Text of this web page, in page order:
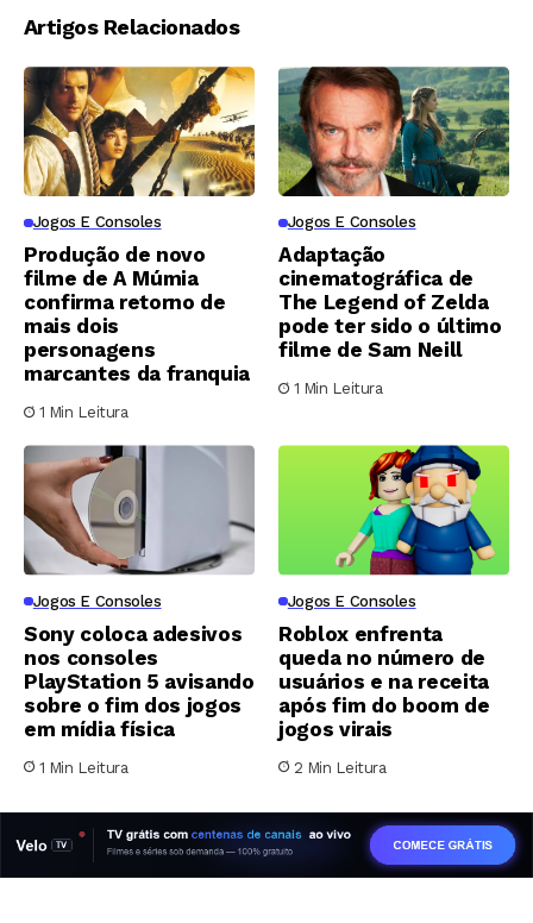
Artigos Relacionados
Jogos E Consoles
Produção de novo
filme de A Múmia
confirma retorno de
mais dois
personagens
marcantes da franquia
1 Min Leitura
Jogos E Consoles
Adaptação
cinematográfica de
The Legend of Zelda
pode ter sido o último
filme de Sam Neill
1 Min Leitura
Jogos E Consoles
Sony coloca adesivos
nos consoles
PlayStation 5 avisando
sobre o fim dos jogos
em mídia física
1 Min Leitura
Jogos E Consoles
Roblox enfrenta
queda no número de
usuários e na receita
após fim do boom de
jogos virais
2 Min Leitura